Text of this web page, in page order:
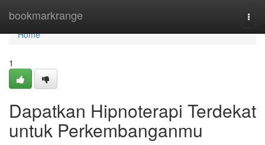
bookmarkrange
Home
Home
1
Dapatkan Hipnoterapi Terdekat
untuk Perkembanganmu